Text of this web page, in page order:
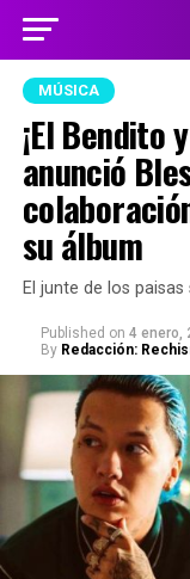
MÚSICA
¡El Bendito
anunció
su álbum
El junte de los
Published on 4 enero,
By Redacción: